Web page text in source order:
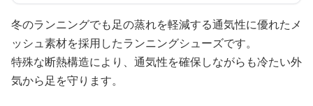
冬のランニングでも足の蒸れを軽減する通気性に優れたメ
ッシュ素材を採用したランニングシューズです。
特殊な断熱構造により、通気性を確保しながらも冷たい外
気から足を守ります。